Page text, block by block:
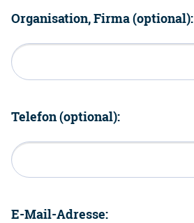
Organisation, Firma (optional):
Telefon (optional):
E-Mail-Adresse: